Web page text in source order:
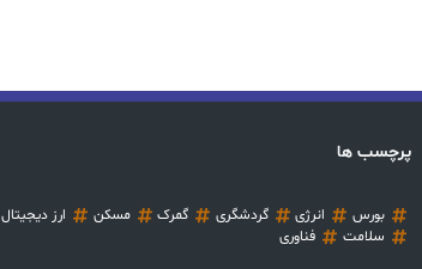
پرچسب ها
بورس انرژی گردشگری گمرک مسکن
ارز دیجیتال
سلامت
فناوری